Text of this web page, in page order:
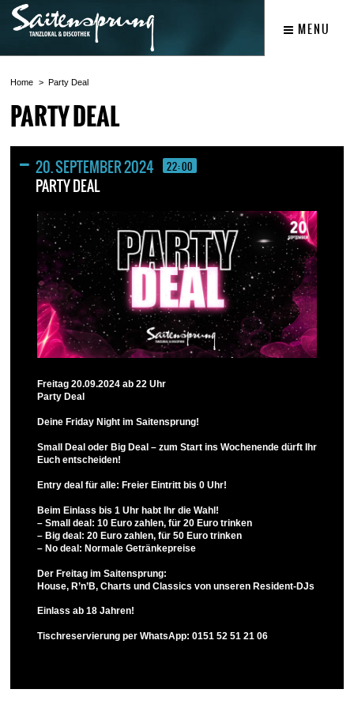
MENU
Home Party Deal
PARTY DEAL
20. SEPTEMBER 2024 22:00
PARTY DEAL
Freitag 20.09.2024 ab 22 Uhr
Party Deal
Deine Friday Night im Saitensprung!
Small Deal oder Big Deal – zum Start ins Wochenende dürft Ihr
Euch entscheiden!
Entry deal für alle: Freier Eintritt bis 0 Uhr!
Beim Einlass bis 1 Uhr habt Ihr die Wahl!
– Small deal: 10 Euro zahlen, für 20 Euro trinken
– Big deal: 20 Euro zahlen, für 50 Euro trinken
– No deal: Normale Getränkepreise
Der Freitag im Saitensprung:
House, R’n’B, Charts und Classics von unseren Resident-DJs
Einlass ab 18 Jahren!
Tischreservierung per WhatsApp: 0151 52 51 21 06